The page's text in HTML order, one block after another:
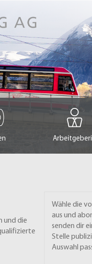
Wähle die
aus und
senden dir
Stelle
Auswahl
und die